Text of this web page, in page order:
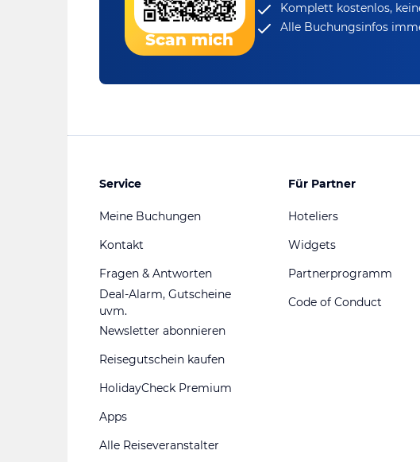
Scan mich
Komplett kostenlos,
Alle Buchungsinfos
Service
Meine Buchungen
Kontakt
Fragen & Antworten
Deal-Alarm, Gutscheine
uvm.
Newsletter abonnieren
Reisegutschein kaufen
HolidayCheck Premium
Apps
Alle Reiseveranstalter
Für Partner
Hoteliers
Widgets
Partnerprogramm
Code of Conduct